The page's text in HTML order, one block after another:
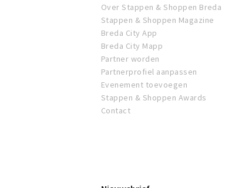
Over Stappen & Shoppen Breda
Stappen & Shoppen Magazine
Breda City App
Breda City Mapp
Partner worden
Partnerprofiel aanpassen
Evenement toevoegen
Stappen & Shoppen Awards
Contact